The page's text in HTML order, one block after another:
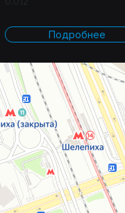
Подробнее